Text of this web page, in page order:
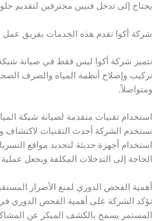
يحتاج إلى تدخل فنيين محترفين لتقديم
شركة أكوا تقدم هذه الخدمات بفريق
تتميز شركة أكوا ليس فقط في صيانة شبكة
تركيب وإصلاح أنظمة المياه والصرف
ومتواصلاً.
استخدام تقنيات متقدمة لصيانة شبكة
تستخدم الشركة أحدث التقنيات لاكتشاف
استخدام أجهزة حديثة لتحديد مواقع
الحاجة إلى التدخلات المكلفة ويجعل
أهمية الفحص الدوري لمنع الأضرار
تؤكد الشركة على أهمية الفحص الدوري
المستمر يسمح بالكشف المبكر عن